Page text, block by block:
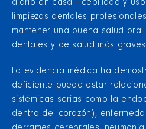
diario en casa —cepillado y
limpiezas dentales
mantener una buena salud
dentales y de salud más
La evidencia médica ha
deficiente puede estar
sistémicas serias como la
dentro del corazón),